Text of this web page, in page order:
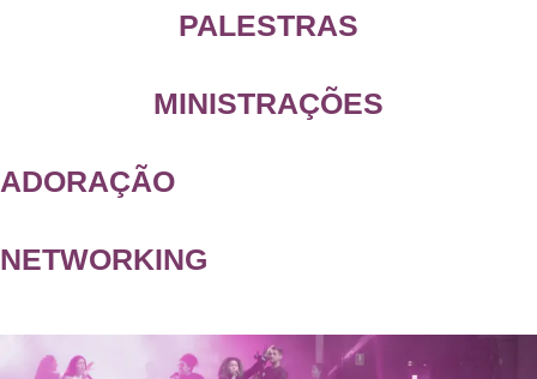
PALESTRAS
MINISTRAÇÕES
ADORAÇÃO
NETWORKING